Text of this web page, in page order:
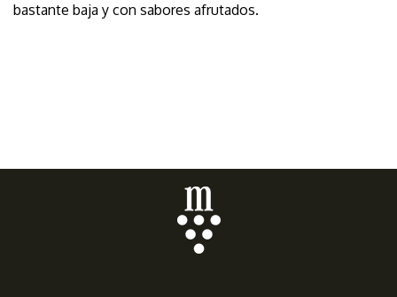
bastante baja y con sabores afrutados.